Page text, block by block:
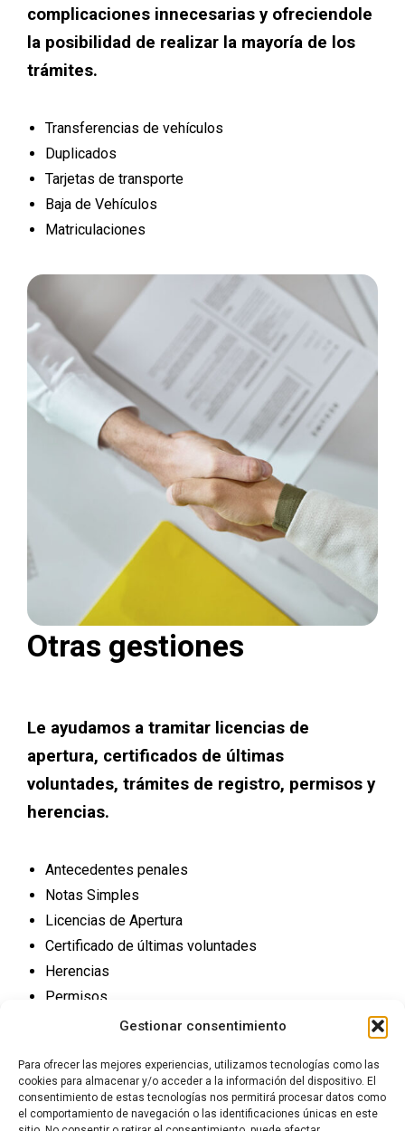
Gestionar consentimiento
Para ofrecer las mejores experiencias, utilizamos tecnologías como las
cookies para almacenar y/o acceder a la información del dispositivo. El
consentimiento de estas tecnologías nos permitirá procesar datos como
el comportamiento de navegación o las identificaciones únicas en este
complicaciones innecesarias y ofreciendole
la posibilidad de realizar la mayoría de los
trámites.
Transferencias de vehículos
Duplicados
Tarjetas de transporte
Baja de Vehículos
Matriculaciones
Otras gestiones
Le ayudamos a tramitar licencias de
apertura, certificados de últimas
voluntades, trámites de registro, permisos y
herencias.
Antecedentes penales
Notas Simples
Licencias de Apertura
Certificado de últimas voluntades
Herencias
Permisos
Trámites Registro